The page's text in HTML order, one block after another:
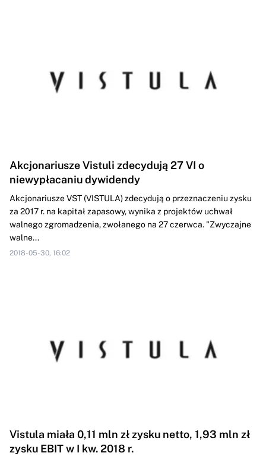
Akcjonariusze Vistuli zdecydują 27 VI o
niewypłacaniu dywidendy
Akcjonariusze VST (VISTULA) zdecydują o przeznaczeniu zysku
za 2017 r. na kapitał zapasowy, wynika z projektów uchwał
walnego zgromadzenia, zwołanego na 27 czerwca. "Zwyczajne
walne...
2018-05-30, 16:02
Vistula miała 0,11 mln zł zysku netto, 1,93 mln zł
zysku EBIT w I kw. 2018 r.